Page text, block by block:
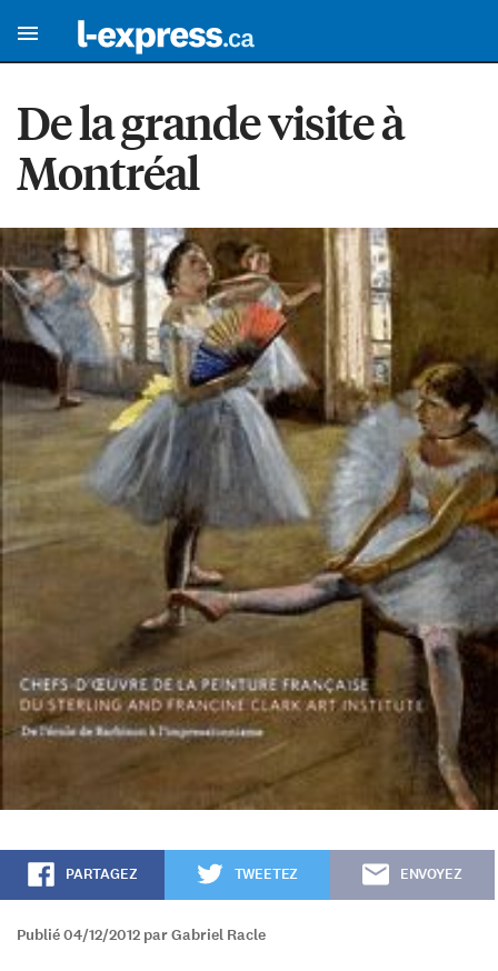
De la grande visite à
Montréal
PARTAGEZ TWEETEZ ENVOYEZ
Publié 04/12/2012 par Gabriel Racle